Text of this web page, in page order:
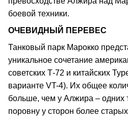
боевой техники.
ОЧЕВИДНЫЙ ПЕРЕВЕС
Танковый парк Марокко
уникальное сочетание
советских Т-72 и китайских
варианте VT-4). Их общее
больше, чем у Алжира – одних
поровну у сторон более